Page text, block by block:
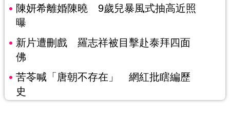
陳妍希離婚陳曉 9歲兒暴風式抽高近照
曝
新片遭刪戲 羅志祥被目擊赴泰拜四面
佛
苦苓喊「唐朝不存在」 網紅批瞎編歷
史